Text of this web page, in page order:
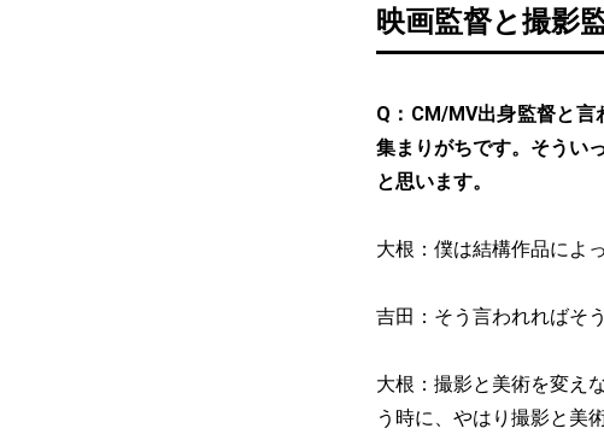
映画監督と撮影
Q：CM/MV出身監督と
集まりがちです。そうい
と思います。
大根：僕は結構作品によ
吉田：そう言われればそ
大根：撮影と美術を変え
う時に、やはり撮影と美